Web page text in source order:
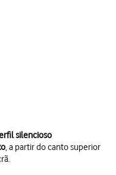
silencioso
, a partir do canto superior